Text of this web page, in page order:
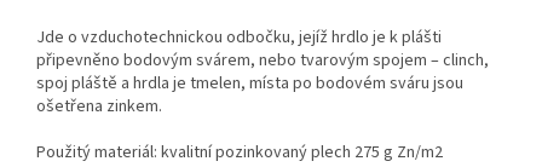
Jde o vzduchotechnickou odbočku, jejíž hrdlo je k plášti
připevněno bodovým svárem, nebo tvarovým spojem – clinch,
spoj pláště a hrdla je tmelen, místa po bodovém sváru jsou
ošetřena zinkem.
Použitý materiál: kvalitní pozinkovaný plech 275 g Zn/m2